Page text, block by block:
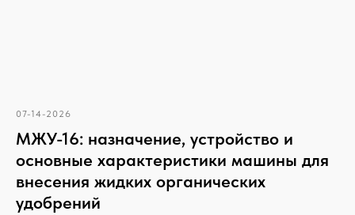
07-14-2026
МЖУ-16: назначение, устройство и
основные характеристики машины для
внесения жидких органических
удобрений